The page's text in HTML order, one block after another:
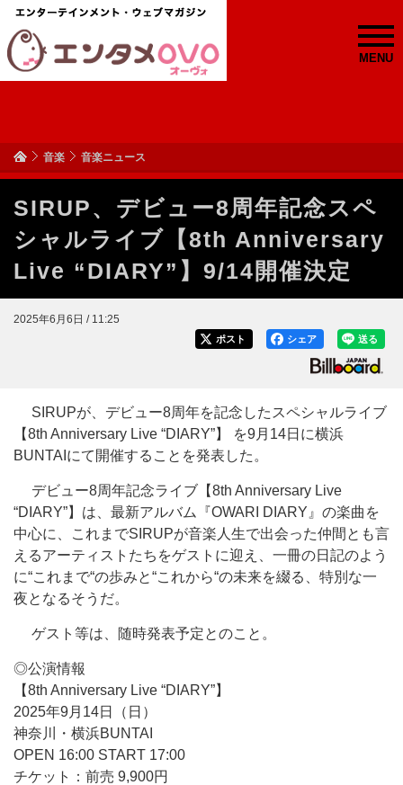
MENU
音楽 音楽ニュース
SIRUP、デビュー8周年記念スペ
シャルライブ【8th Anniversary
Live “DIARY”】9/14開催決定
2025年6月6日 / 11:25
送る
シェア
ポスト
SIRUPが、デビュー8周年を記念したスペシャルライブ
【8th Anniversary Live “DIARY”】 を9月14日に横浜
BUNTAIにて開催することを発表した。
デビュー8周年記念ライブ【8th Anniversary Live
“DIARY”】は、最新アルバム『OWARI DIARY』の楽曲を
中心に、これまでSIRUPが音楽人生で出会った仲間とも言
えるアーティストたちをゲストに迎え、一冊の日記のよう
に“これまで“の歩みと“これから“の未来を綴る、特別な一
夜となるそうだ。
ゲスト等は、随時発表予定とのこと。
◎公演情報
【8th Anniversary Live “DIARY”】
2025年9月14日（日）
神奈川・横浜BUNTAI
OPEN 16:00 START 17:00
チケット：前売 9,900円